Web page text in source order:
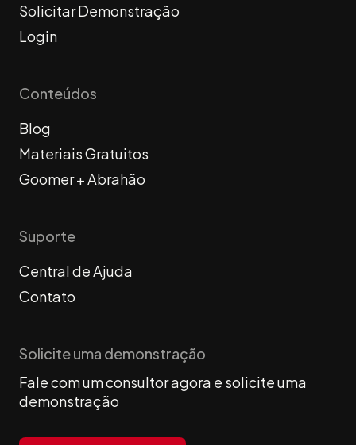
Solicitar Demonstração
Login
Conteúdos
Blog
Materiais Gratuitos
Goomer + Abrahão
Suporte
Central de Ajuda
Contato
Solicite uma demonstração
Fale com um consultor agora e solicite uma
demonstração